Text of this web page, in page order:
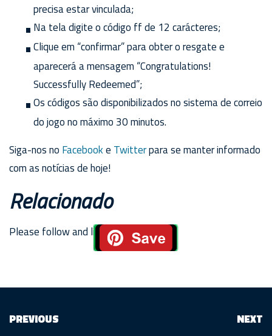
precisa estar vinculada;
Na tela digite o código ff de 12 carácteres;
Clique em “confirmar” para obter o resgate e
aparecerá a mensagem “Congratulations!
Successfully Redeemed”;
Os códigos são disponibilizados no sistema de correio
do jogo no máximo 30 minutos.
Siga-nos no Facebooke Twitterpara se manter informado
com as notícias de hoje!
Relacionado
Please follow and like us:
PREVIOUS NEXT